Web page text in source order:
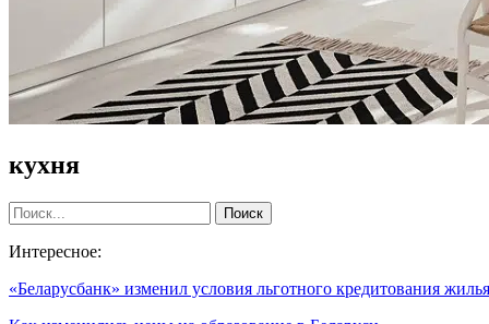
кухня
Интересное:
«Беларусбанк» изменил условия льготного кредитования